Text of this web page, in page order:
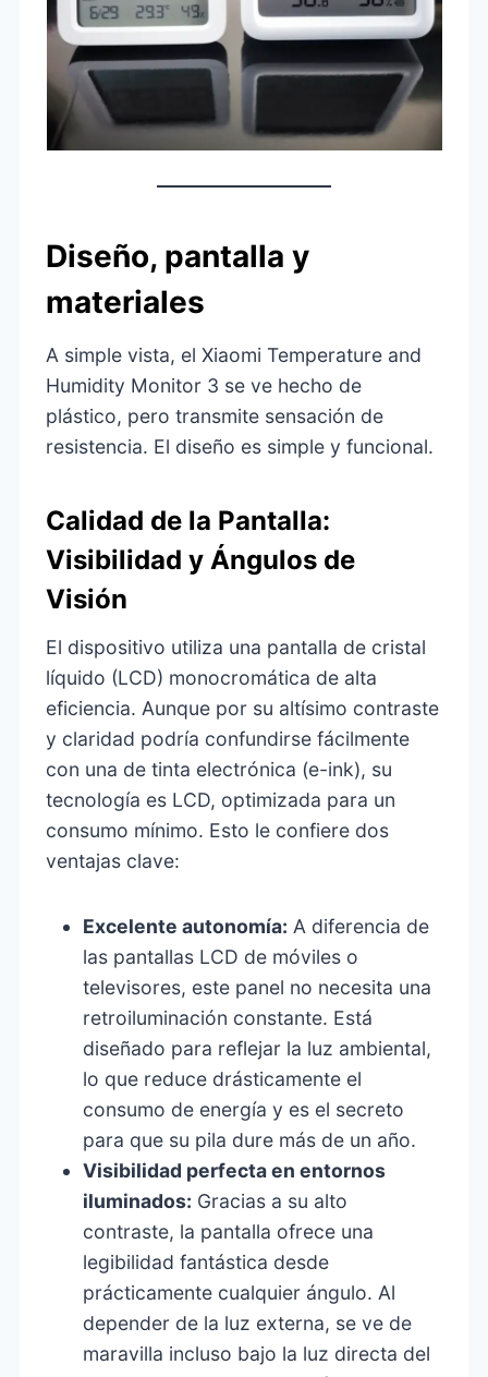
Diseño, pantalla y
materiales
A simple vista, el Xiaomi Temperature and
Humidity Monitor 3 se ve hecho de
plástico, pero transmite sensación de
resistencia. El diseño es simple y funcional.
Calidad de la Pantalla:
Visibilidad y Ángulos de
Visión
El dispositivo utiliza una pantalla de cristal
líquido (LCD) monocromática de alta
eficiencia. Aunque por su altísimo contraste
y claridad podría confundirse fácilmente
con una de tinta electrónica (e-ink), su
tecnología es LCD, optimizada para un
consumo mínimo. Esto le confiere dos
ventajas clave:
Excelente autonomía: A diferencia de
las pantallas LCD de móviles o
televisores, este panel no necesita una
retroiluminación constante. Está
diseñado para reflejar la luz ambiental,
lo que reduce drásticamente el
consumo de energía y es el secreto
para que su pila dure más de un año.
Visibilidad perfecta en entornos
iluminados: Gracias a su alto
contraste, la pantalla ofrece una
legibilidad fantástica desde
prácticamente cualquier ángulo. Al
depender de la luz externa, se ve de
maravilla incluso bajo la luz directa del